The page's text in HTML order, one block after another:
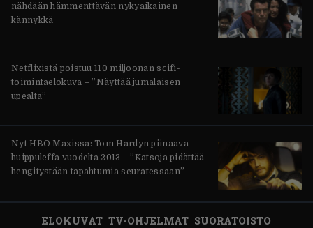
nähdään hämmenttävän nykyaikainen
kännykkä
Netflixistä poistuu 110 miljoonan scifi-
toimintaelokuva – ”Näyttää jumalaisen
upealta”
Nyt HBO Maxissa: Tom Hardyn piinaava
huippuleffa vuodelta 2013 – ”Katsoja pidättää
hengitystään tapahtumia seuratessaan”
ELOKUVAT TV-OHJELMAT SUORATOISTO